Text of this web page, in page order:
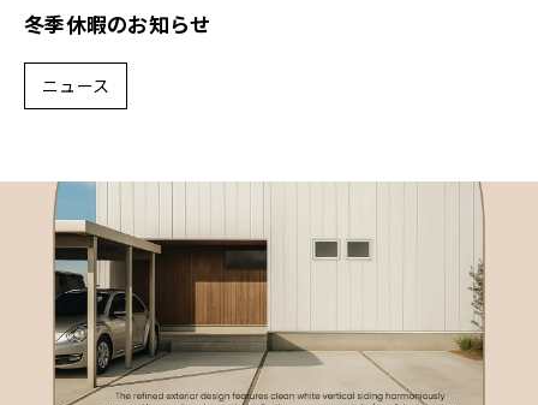
冬季休暇のお知らせ
ニュース